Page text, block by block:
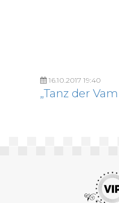
16.10.2017 19:40
„Tanz der